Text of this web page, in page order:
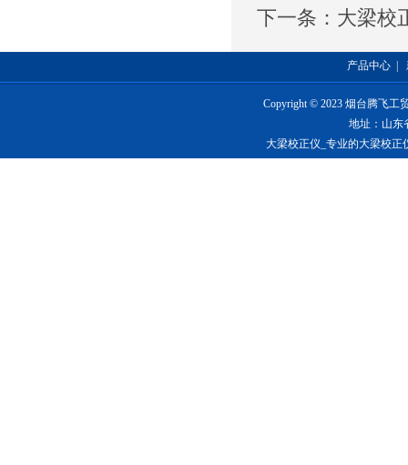
下一条： 大梁校
产品中心
Copyright © 2023 烟台腾飞工
地址：山东
大梁校正仪_专业的大梁校